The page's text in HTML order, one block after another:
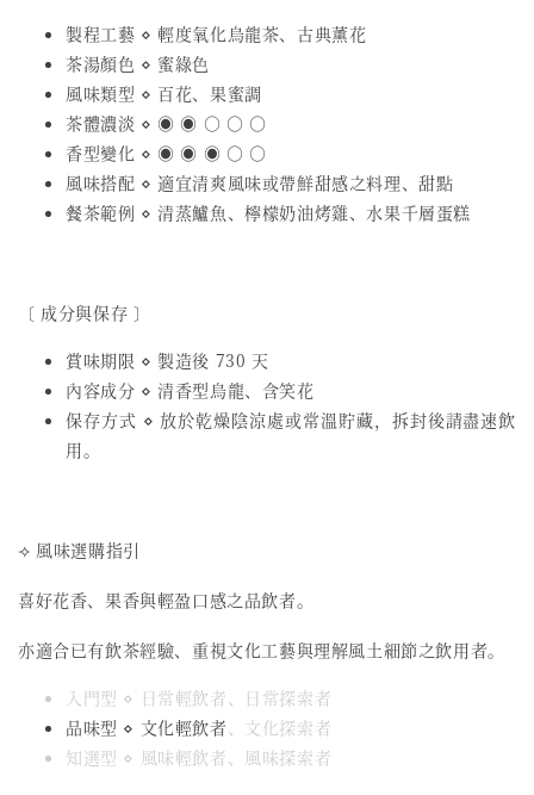
製程工藝 ⋄ 輕度氧化烏龍茶、古典薰花
茶湯顏色 ⋄ 蜜綠色
風味類型 ⋄ 百花、果蜜調
茶體濃淡 ⋄ ◉ ◉ ○ ○ ○
香型變化 ⋄ ◉ ◉ ◉ ○ ○
風味搭配 ⋄ 適宜清爽風味或帶鮮甜感之料理、甜點
餐茶範例 ⋄ 清蒸鱸魚、檸檬奶油烤雞、水果千層蛋糕
〔 成分與保存 〕
賞味期限 ⋄ 製造後 730 天
內容成分 ⋄ 清香型烏龍、含笑花
保存方式 ⋄ 放於乾燥陰涼處或常溫貯藏，拆封後請盡速飲
用。
⟢ 風味選購指引
喜好花香、果香與輕盈口感之品飲者。
亦適合已有飲茶經驗、重視文化工藝與理解風土細節之飲用者。
入門型 ⋄ 日常輕飲者、日常探索者
品味型 ⋄ 文化輕飲者、文化探索者
知選型 ⋄ 風味輕飲者、風味探索者